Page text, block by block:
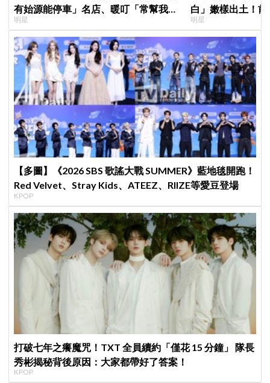
有始源能停車」名店、暖叮「常幫我換
照片」，店家尖叫合照網笑翻：這輩子
不能脫粉了
明星
白」嫩樣出土！
傳奇
明星
【多圖】《2026 SBS 歌謠大戰 SUMMER》藍地毯開跑！
Red Velvet、Stray Kids、ATEEZ、RIIZE等愛豆登場
KPOP
打破七年之癢魔咒！TXT 全員續約「僅花 15 分鐘」 隊長
秀彬揭秘背後原因：大家都帶好了答案！
KPOP